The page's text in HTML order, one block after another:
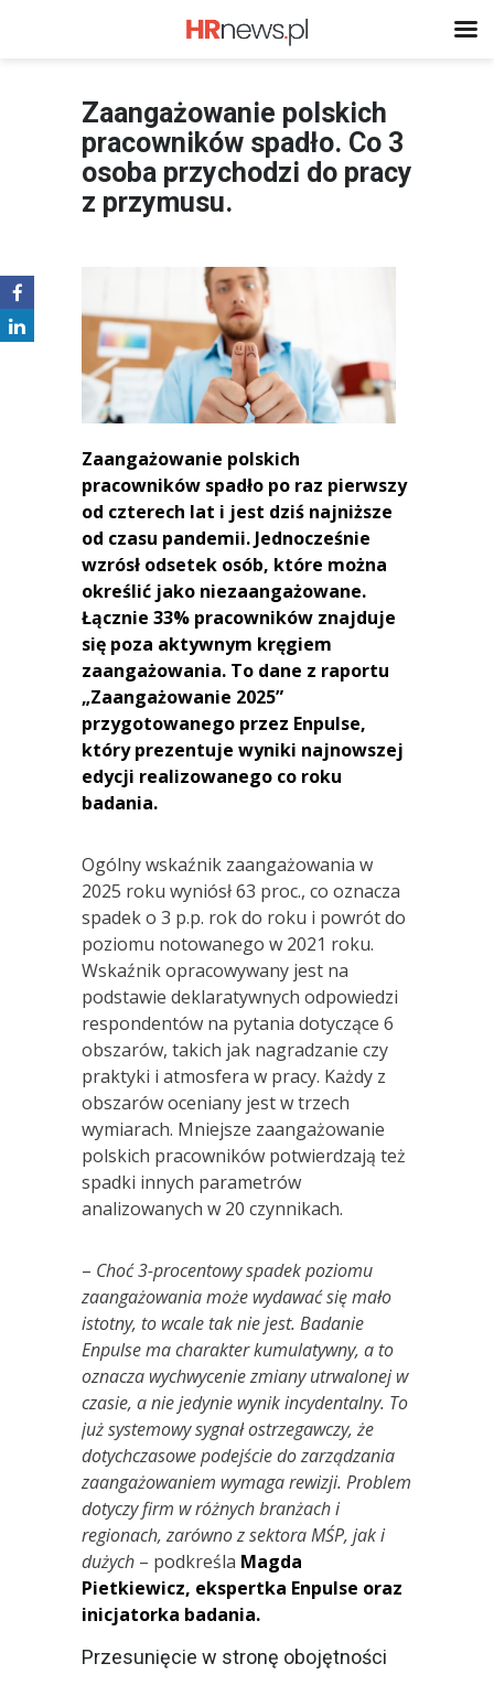
Zaangażowanie polskich
pracowników spadło. Co 3
osoba przychodzi do pracy
z przymusu.
Zaangażowanie polskich
pracowników spadło po raz pierwszy
od czterech lat i jest dziś najniższe
od czasu pandemii. Jednocześnie
wzrósł odsetek osób, które można
określić jako niezaangażowane.
Łącznie 33% pracowników znajduje
się poza aktywnym kręgiem
zaangażowania. To dane z raportu
„Zaangażowanie 2025”
przygotowanego przez Enpulse,
który prezentuje wyniki najnowszej
edycji realizowanego co roku
badania.
Ogólny wskaźnik zaangażowania w
2025 roku wyniósł 63 proc., co oznacza
spadek o 3 p.p. rok do roku i powrót do
poziomu notowanego w 2021 roku.
Wskaźnik opracowywany jest na
podstawie deklaratywnych odpowiedzi
respondentów na pytania dotyczące 6
obszarów, takich jak nagradzanie czy
praktyki i atmosfera w pracy. Każdy z
obszarów oceniany jest w trzech
wymiarach. Mniejsze zaangażowanie
polskich pracowników potwierdzają też
spadki innych parametrów
analizowanych w 20 czynnikach.
– Choć 3-procentowy spadek poziomu
zaangażowania może wydawać się mało
istotny, to wcale tak nie jest. Badanie
Enpulse ma charakter kumulatywny, a to
oznacza wychwycenie zmiany utrwalonej w
czasie, a nie jedynie wynik incydentalny. To
już systemowy sygnał ostrzegawczy, że
dotychczasowe podejście do zarządzania
zaangażowaniem wymaga rewizji. Problem
dotyczy firm w różnych branżach i
regionach, zarówno z sektora MŚP, jak i
dużych – podkreśla Magda
Pietkiewicz, ekspertka Enpulse oraz
inicjatorka badania.
Przesunięcie w stronę obojętności